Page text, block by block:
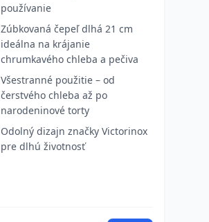
používanie
Zúbkovaná čepeľ dlhá 21 cm
ideálna na krájanie
chrumkavého chleba a pečiva
Všestranné použitie – od
čerstvého chleba až po
narodeninové torty
Odolný dizajn značky Victorinox
pre dlhú životnosť